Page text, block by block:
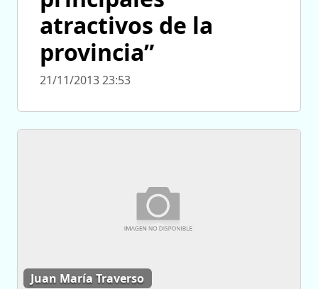
atractivos de la
provincia”
21/11/2013 23:53
Juan María Traverso